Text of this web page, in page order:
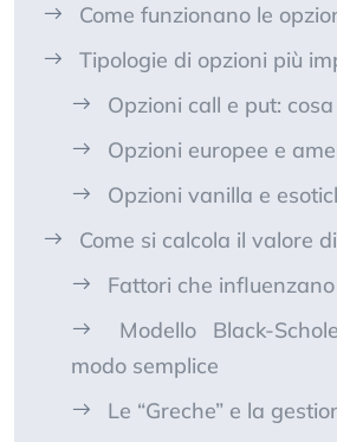
Come funzionano le
Tipologie di opzioni più
Opzioni call e put:
Opzioni europee e
Opzioni vanilla e
Come si calcola il valore
Fattori che
Modello Black-
modo semplice
Le “Greche” e la